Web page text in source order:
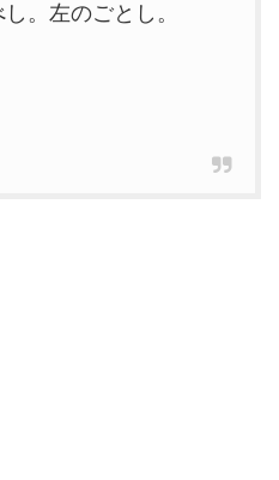
。左のごとし。